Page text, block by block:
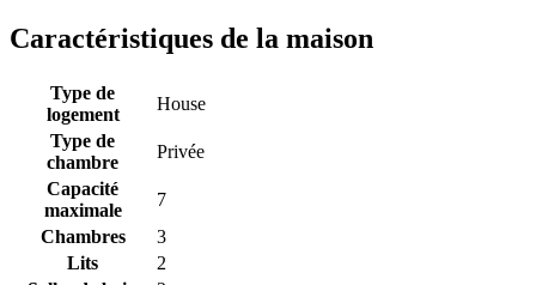
Caractéristiques de la maison
Type de
logement
House
Type de
chambre
Privée
Capacité
maximale
7
Chambres
3
Lits
2